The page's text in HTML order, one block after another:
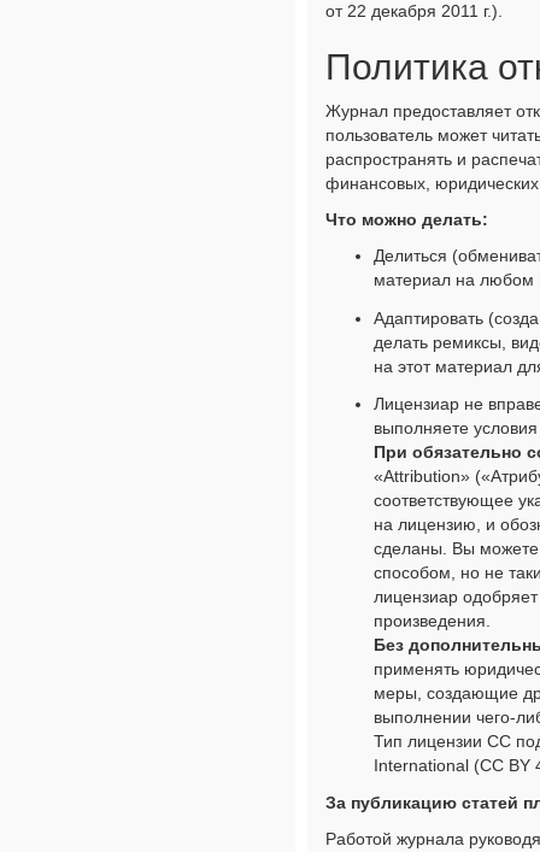
от 22 декабря 2011 г.).
Политика
Журнал предоставляет
пользователь может
распространять и
финансовых,
Что можно делать:
Делиться
материал на
Адаптировать
делать ремиксы,
на этот материал
Лицензиар не
выполняете
При обязательно
«Attribution»
соответствующее
на лицензию, и
сделаны. Вы
способом, но не
лицензиар
произведения.
Без
применять
меры, создающие
выполнении чего-
Тип лицензии CC
International (CC BY
За публикацию статей
Работой журнала